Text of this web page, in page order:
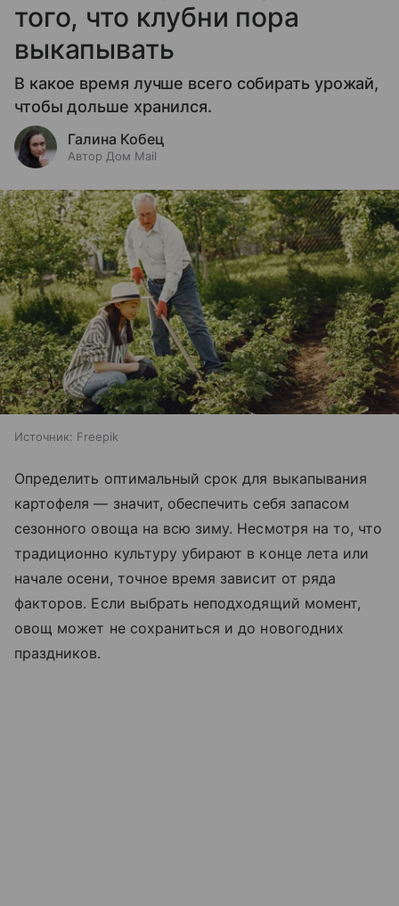
того, что клубни пора
выкапывать
В какое время лучше всего собирать урожай,
чтобы дольше хранился.
Галина Кобец
Автор Дом Mail
Источник: Freepik
Определить оптимальный срок для выкапывания
картофеля — значит, обеспечить себя запасом
сезонного овоща на всю зиму. Несмотря на то, что
традиционно культуру убирают в конце лета или
начале осени, точное время зависит от ряда
факторов. Если выбрать неподходящий момент,
овощ может не сохраниться и до новогодних
праздников.